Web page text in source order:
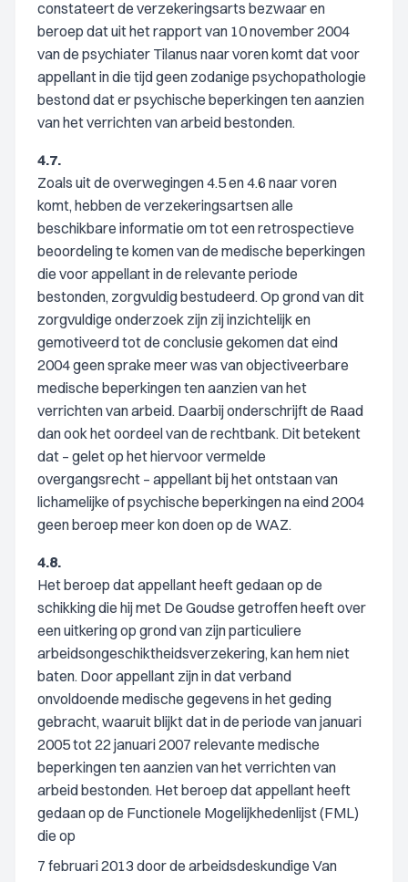
constateert de verzekeringsarts bezwaar en
beroep dat uit het rapport van 10 november 2004
van de psychiater Tilanus naar voren komt dat voor
appellant in die tijd geen zodanige psychopathologie
bestond dat er psychische beperkingen ten aanzien
van het verrichten van arbeid bestonden.
4.7.
Zoals uit de overwegingen 4.5 en 4.6 naar voren
komt, hebben de verzekeringsartsen alle
beschikbare informatie om tot een retrospectieve
beoordeling te komen van de medische beperkingen
die voor appellant in de relevante periode
bestonden, zorgvuldig bestudeerd. Op grond van dit
zorgvuldige onderzoek zijn zij inzichtelijk en
gemotiveerd tot de conclusie gekomen dat eind
2004 geen sprake meer was van objectiveerbare
medische beperkingen ten aanzien van het
verrichten van arbeid. Daarbij onderschrijft de Raad
dan ook het oordeel van de rechtbank. Dit betekent
dat – gelet op het hiervoor vermelde
overgangsrecht – appellant bij het ontstaan van
lichamelijke of psychische beperkingen na eind 2004
geen beroep meer kon doen op de WAZ.
4.8.
Het beroep dat appellant heeft gedaan op de
schikking die hij met De Goudse getroffen heeft over
een uitkering op grond van zijn particuliere
arbeidsongeschiktheidsverzekering, kan hem niet
baten. Door appellant zijn in dat verband
onvoldoende medische gegevens in het geding
gebracht, waaruit blijkt dat in de periode van januari
2005 tot 22 januari 2007 relevante medische
beperkingen ten aanzien van het verrichten van
arbeid bestonden. Het beroep dat appellant heeft
gedaan op de Functionele Mogelijkhedenlijst (FML)
die op
7 februari 2013 door de arbeidsdeskundige Van